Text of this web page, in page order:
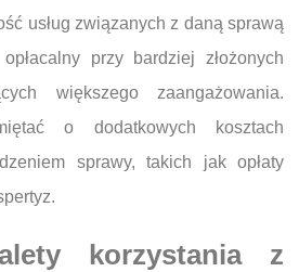
usług związanych z daną sprawą
przy bardziej złożonych
większego zaangażowania.
o dodatkowych kosztach
sprawy, takich jak opłaty
korzystania z